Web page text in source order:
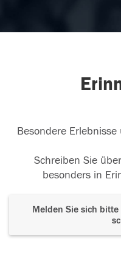
Besondere
Schreiben Sie
besonders in
Melden Sie sich